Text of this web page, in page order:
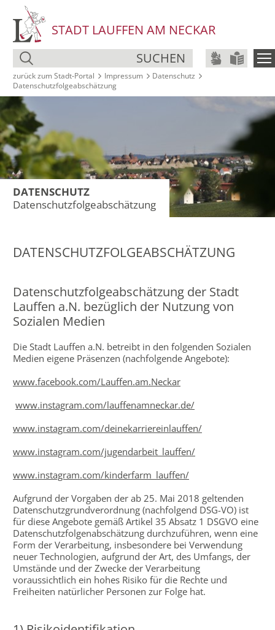
STADT LAUFFEN AM NECKAR
SUCHEN
zurück zum Stadt‑Portal Impressum
Datenschutz
Datenschutzfolgeabschätzung
DATENSCHUTZ
Datenschutzfolgeabschätzung
DATENSCHUTZFOLGEABSCHÄTZUNG
Datenschutzfolgeabschätzung der Stadt
Lauffen a.N. bezüglich der Nutzung von
Sozialen Medien
Die Stadt Lauffen a.N. betreibt in den folgenden Sozialen
Medien eigene Präsenzen (nachfolgende Angebote):
www.facebook.com/Lauffen.am.Neckar
www.instagram.com/lauffenamneckar.de/
www.instagram.com/deinekarriereinlauffen/
www.instagram.com/jugendarbeit_lauffen/
www.instagram.com/kinderfarm_lauffen/
Aufgrund der Vorgaben der ab 25. Mai 2018 geltenden
Datenschutzgrundverordnung (nachfolgend DSG-VO) ist
für diese Angebote gemäß Artikel 35 Absatz 1 DSGVO eine
Datenschutzfolgenabschätzung durchzuführen, wenn eine
Form der Verarbeitung, insbesondere bei Verwendung
neuer Technologien, aufgrund der Art, des Umfangs, der
Umstände und der Zwecke der Verarbeitung
voraussichtlich ein hohes Risiko für die Rechte und
Freiheiten natürlicher Personen zur Folge hat.